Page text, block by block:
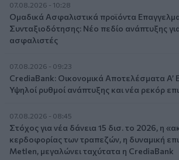
07.08.2026 - 10:28
Ομαδικά Ασφαλιστικά προϊόντα
Συνταξιοδότησης: Νέο πεδίο ανάπτυξης
ασφαλιστές
07.08.2026 - 09:23
CrediaBank: Οικονομικά Αποτελέσματα A’
Υψηλοί ρυθμοί ανάπτυξης και νέα ρεκόρ
07.08.2026 - 08:45
Στόχος για νέα δάνεια 15 δισ. το 2026, η
κερδοφορίας των τραπεζών, η δυναμική
Metlen, μεγαλώνει ταχύτατα η CrediaBank